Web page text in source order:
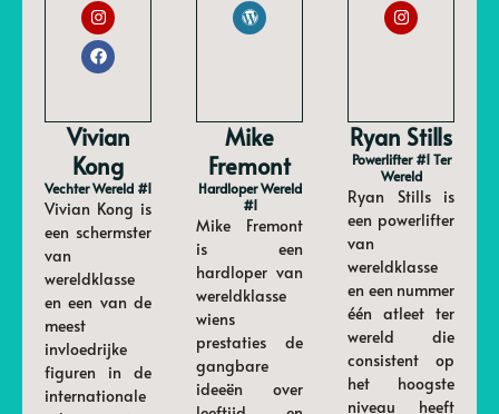
Vivian
Kong
Vechter Wereld #1
Vivian Kong is
een schermster
van
wereldklasse
en een van de
meest
invloedrijke
figuren in de
internationale
Mike
Fremont
Hardloper Wereld
#1
Mike Fremont
is een
hardloper van
wereldklasse
wiens
prestaties de
gangbare
ideeën over
Ryan Stills
Powerlifter #1 Ter
Wereld
Ryan Stills is
een powerlifter
van
wereldklasse
en een nummer
één atleet ter
wereld die
consistent op
het hoogste
niveau heeft